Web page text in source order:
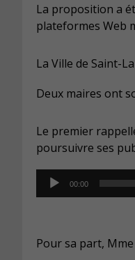
La proposition a
plateformes Web
La Ville de Saint-
Deux maires ont
Le premier
poursuivre ses
Audio
Player
00:00
Pour sa part,